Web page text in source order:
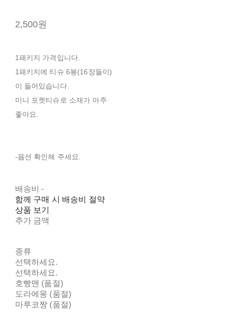
2,500원
1패키지 가격입니다.
1패키지에 티슈 6봉(16장들이)
이 들어있습니다.
미니 포켓티슈로 소재가 아주
좋아요.
-욥션 확인해 주세요.
배송비-
함께 구매 시 배송비 절약
상품 보기
추가 금액
종류
선택하세요.
선택하세요.
호빵맨 (품절)
도라에몽 (품절)
마루코짱 (품절)